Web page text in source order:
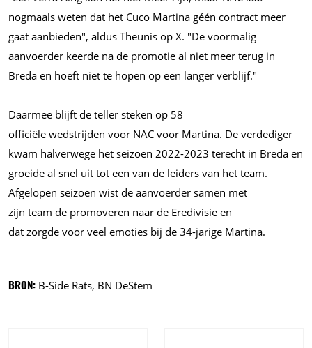
nogmaals weten dat het Cuco Martina géén contract meer
gaat aanbieden", aldus Theunis op X. "De voormalig
aanvoerder keerde na de promotie al niet meer terug in
Breda en hoeft niet te hopen op een langer verblijf."
Daarmee blijft de teller steken op 58
officiële wedstrijden voor NAC voor Martina. De verdediger
kwam halverwege het seizoen 2022-2023 terecht in Breda en
groeide al snel uit tot een van de leiders van het team.
Afgelopen seizoen wist de aanvoerder samen met
zijn team de promoveren naar de Eredivisie en
dat zorgde voor veel emoties bij de 34-jarige Martina.
BRON: B-Side Rats, BN DeStem